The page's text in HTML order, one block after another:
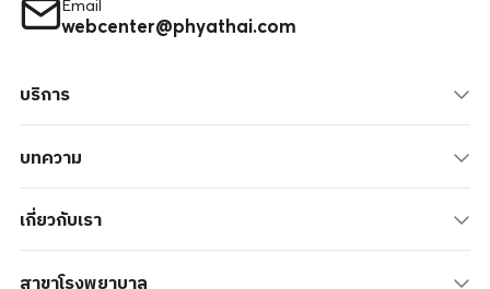
Email
webcenter@phyathai.com
บริการ
บทความ
เกี่ยวกับเรา
สาขาโรงพยาบาล